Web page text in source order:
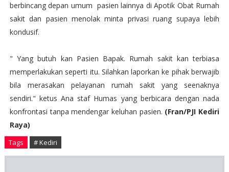
berbincang depan umum pasien lainnya di Apotik Obat Rumah
sakit dan pasien menolak minta privasi ruang supaya lebih
kondusif.
" Yang butuh kan Pasien Bapak. Rumah sakit kan terbiasa
memperlakukan seperti itu. Silahkan laporkan ke pihak berwajib
bila merasakan pelayanan rumah sakit yang seenaknya
sendiri." ketus Ana staf Humas yang berbicara dengan nada
konfrontasi tanpa mendengar keluhan pasien. (Fran/PJI Kediri
Raya)
Tags # Kediri